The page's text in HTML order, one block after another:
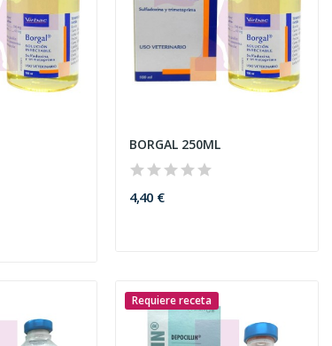
BORGAL 250ML
4,40 €
Requiere receta